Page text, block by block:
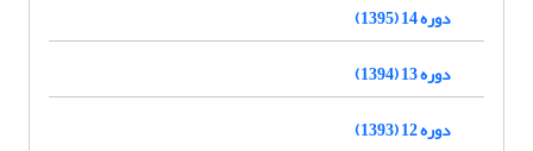
دوره 14 (1395)
دوره 13 (1394)
دوره 12 (1393)